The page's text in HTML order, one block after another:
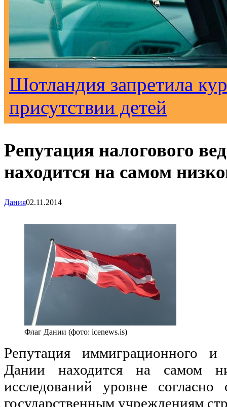
Шотландия запретила
присутствии детей
Репутация налогового
находится на самом
Дания02.11.2014
Флаг Дании (фото: icenews.is)
Репутация иммиграционного и
Дании находится на самом
исследований уровне
государственным учреждениям